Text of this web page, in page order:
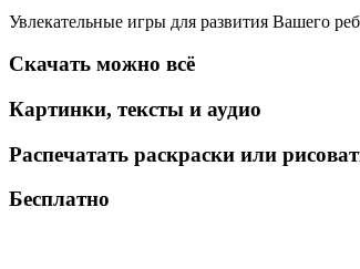
Увлекательные игры для развития Вашего
Скачать можно всё
Картинки, тексты и аудио
Распечатать раскраски или
Бесплатно